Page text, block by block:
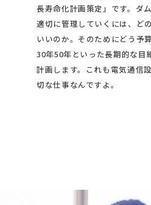
長寿命化計画策定」です。ダ
適切に管理していくには、ど
いいのか。そのためにどう予
30年50年といった長期的な目
計画します。これも電気通信
切な仕事なんですよ。